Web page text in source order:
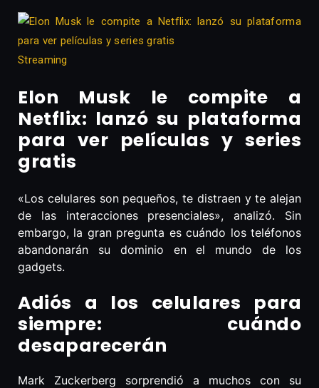
Streaming
Elon Musk le compite a
Netflix: lanzó su plataforma
para ver películas y series
gratis
«Los celulares son pequeños, te distraen y te alejan
de las interacciones presenciales», analizó. Sin
embargo, la gran pregunta es cuándo los teléfonos
abandonarán su dominio en el mundo de los
gadgets.
Adiós a los celulares para
siempre: cuándo
desaparecerán
Mark Zuckerberg sorprendió a muchos con su